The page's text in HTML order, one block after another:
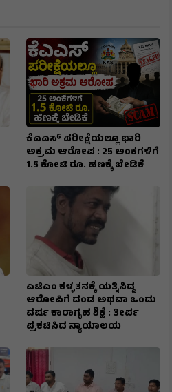
ಕೆಎಎಸ್ ಪರೀಕ್ಷೆಯಲ್ಲೂ ಭಾರಿ
ಅಕ್ರಮ ಆರೋಪ : 25 ಅಂಕಗಳಿಗೆ
1.5 ಕೋಟಿ ರೂ. ಹಣಕ್ಕೆ ಬೇಡಿಕೆ
ಎಟಿಎಂ ಕಳ್ಳತನಕ್ಕೆ ಯತ್ನಿಸಿದ್ದ
ಆರೋಪಿಗೆ ದಂಡ ಅಥವಾ ಒಂದು
ವರ್ಷ ಕಾರಾಗೃಹ ಶಿಕ್ಷೆ : ತೀರ್ಪ
ಪ್ರಕಟಿಸಿದ ನ್ಯಾಯಾಲಯ